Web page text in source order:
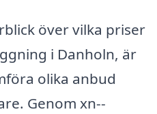
över vilka priser
i Danholn, är
olika anbud
Genom xn--